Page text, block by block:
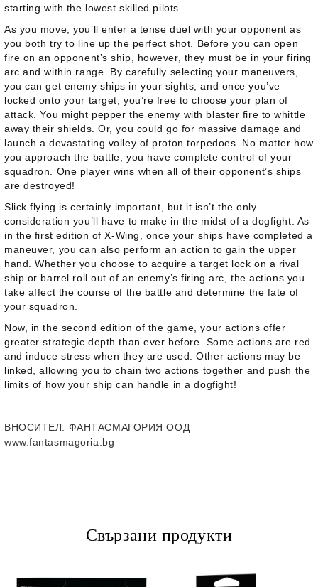
starting with the lowest skilled pilots.
As you move, you’ll enter a tense duel with your opponent as
you both try to line up the perfect shot. Before you can open
fire on an opponent’s ship, however, they must be in your firing
arc and within range. By carefully selecting your maneuvers,
you can get enemy ships in your sights, and once you’ve
locked onto your target, you’re free to choose your plan of
attack. You might pepper the enemy with blaster fire to whittle
away their shields. Or, you could go for massive damage and
launch a devastating volley of proton torpedoes. No matter how
you approach the battle, you have complete control of your
squadron. One player wins when all of their opponent’s ships
are destroyed!
Slick flying is certainly important, but it isn’t the only
consideration you’ll have to make in the midst of a dogfight. As
in the first edition of X-Wing, once your ships have completed a
maneuver, you can also perform an action to gain the upper
hand. Whether you choose to acquire a target lock on a rival
ship or barrel roll out of an enemy’s firing arc, the actions you
take affect the course of the battle and determine the fate of
your squadron.
Now, in the second edition of the game, your actions offer
greater strategic depth than ever before. Some actions are red
and induce stress when they are used. Other actions may be
linked, allowing you to chain two actions together and push the
limits of how your ship can handle in a dogfight!
ВНОСИТЕЛ: ФАНТАСМАГОРИЯ ООД
www.fantasmagoria.bg
Свързани продукти